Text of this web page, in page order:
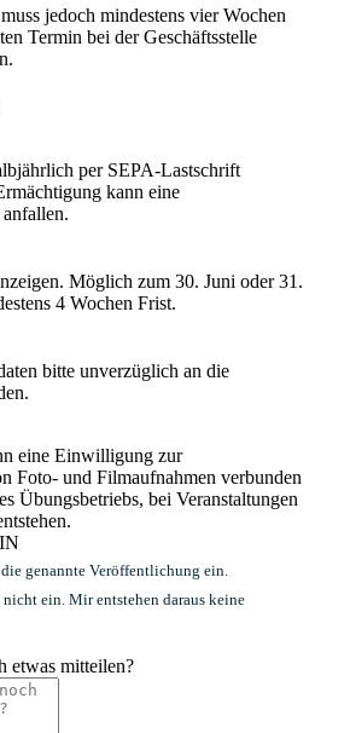
jedoch mindestens vier Wochen
Termin bei der Geschäftsstelle
per SEPA-Lastschrift
kann eine
Möglich zum 30. Juni oder 31.
4 Wochen Frist.
bitte unverzüglich an die
eine Einwilligung zur
Foto- und Filmaufnahmen verbunden
Übungsbetriebs, bei Veranstaltungen
genannte Veröffentlichung ein.
ein. Mir entstehen daraus keine
etwas mitteilen?